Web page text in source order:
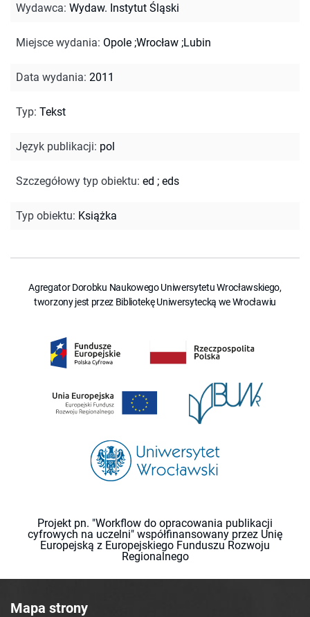
Wydawca: Wydaw. Instytut Śląski
Miejsce wydania: Opole ;Wrocław ;Lubin
Data wydania: 2011
Typ: Tekst
Język publikacji: pol
Szczegółowy typ obiektu: ed ; eds
Typ obiektu: Książka
Agregator Dorobku Naukowego Uniwersytetu Wrocławskiego,
tworzony jest przez Bibliotekę Uniwersytecką we Wrocławiu
Projekt pn. "Workflow do opracowania publikacji
cyfrowych na uczelni" współfinansowany przez Unię
Europejską z Europejskiego Funduszu Rozwoju
Regionalnego
Mapa strony